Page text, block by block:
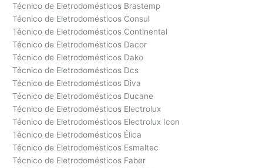
Técnico de Eletrodomésticos Brastemp
Técnico de Eletrodomésticos Consul
Técnico de Eletrodomésticos Continental
Técnico de Eletrodomésticos Dacor
Técnico de Eletrodomésticos Dako
Técnico de Eletrodomésticos Dcs
Técnico de Eletrodomésticos Diva
Técnico de Eletrodomésticos Ducane
Técnico de Eletrodomésticos Electrolux
Técnico de Eletrodomésticos Electrolux Icon
Técnico de Eletrodomésticos Élica
Técnico de Eletrodomésticos Esmaltec
Técnico de Eletrodomésticos Faber